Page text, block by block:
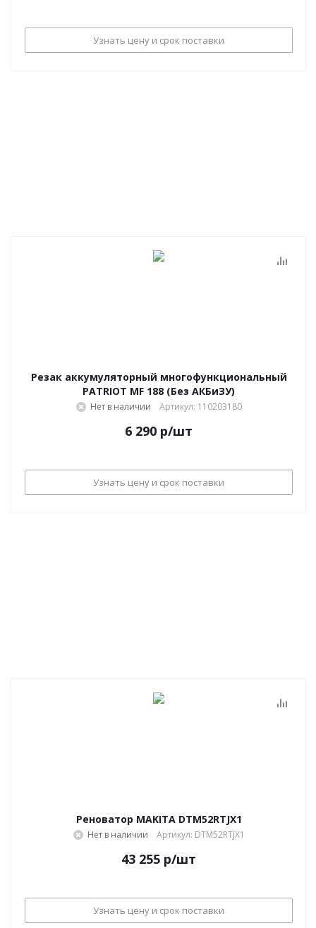
Узнать цену и срок поставки
Резак аккумуляторный многофункциональный
PATRIOT MF 188 (Без АКБиЗУ)
Нет в наличии Артикул: 110203180
6 290 р/шт
Узнать цену и срок поставки
Реноватор MAKITA DTM52RTJX1
Нет в наличии Артикул: DTM52RTJX1
43 255 р/шт
Узнать цену и срок поставки